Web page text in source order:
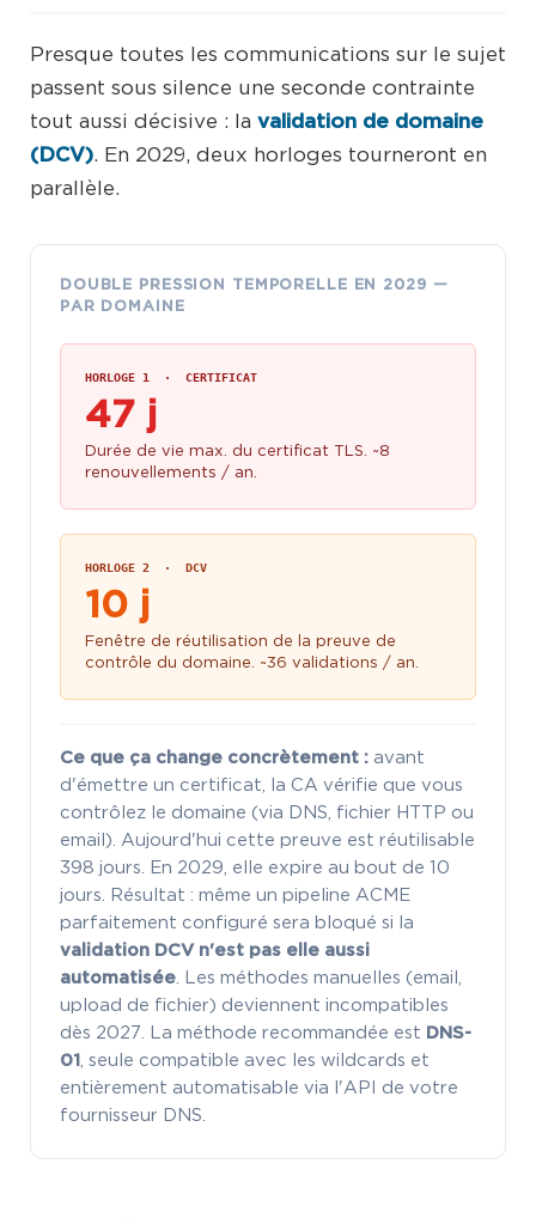
Presque toutes les communications sur le sujet
passent sous silence une seconde contrainte
tout aussi décisive : la validation de domaine
(DCV). En 2029, deux horloges tourneront en
parallèle.
DOUBLE PRESSION TEMPORELLE EN 2029 —
PAR DOMAINE
HORLOGE 1 · CERTIFICAT
47 j
Durée de vie max. du certificat TLS. ~8
renouvellements / an.
HORLOGE 2 · DCV
10 j
Fenêtre de réutilisation de la preuve de
contrôle du domaine. ~36 validations / an.
Ce que ça change concrètement : avant
d'émettre un certificat, la CA vérifie que vous
contrôlez le domaine (via DNS, fichier HTTP ou
email). Aujourd'hui cette preuve est réutilisable
398 jours. En 2029, elle expire au bout de 10
jours. Résultat : même un pipeline ACME
parfaitement configuré sera bloqué si la
validation DCV n'est pas elle aussi
automatisée. Les méthodes manuelles (email,
upload de fichier) deviennent incompatibles
dès 2027. La méthode recommandée est DNS-
01 , seule compatible avec les wildcards et
entièrement automatisable via l'API de votre
fournisseur DNS.